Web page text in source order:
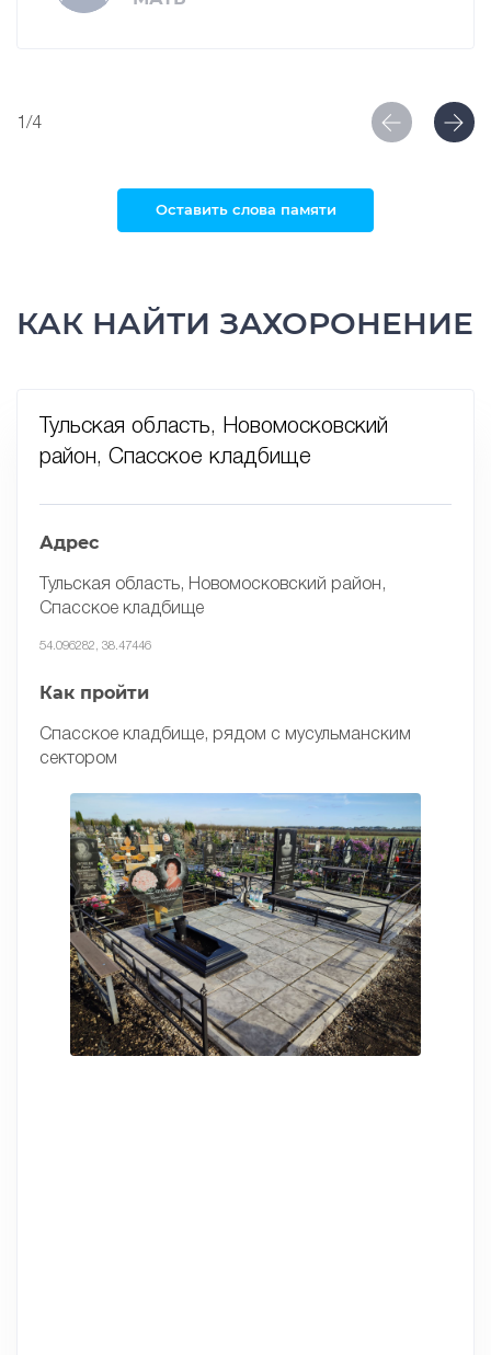
1/4
Оставить слова памяти
КАК НАЙТИ ЗАХОРОНЕНИЕ
Тульская область, Новомосковский
район, Спасское кладбище
Адрес
Тульская область, Новомосковский район,
Спасское кладбище
54.096282, 38.47446
Как пройти
Спасское кладбище, рядом с мусульманским
сектором